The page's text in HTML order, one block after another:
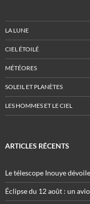
LA LUNE
CIEL ÉTOILÉ
MÉTÉORES
SOLEIL ET PLANÈTES
LES HOMMES ET LE CIEL
ARTICLES RÉCENTS
Le télescope Inouye
Éclipse du 12 août : un